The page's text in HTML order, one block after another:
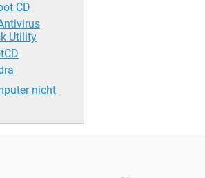
CD
Utility
nicht